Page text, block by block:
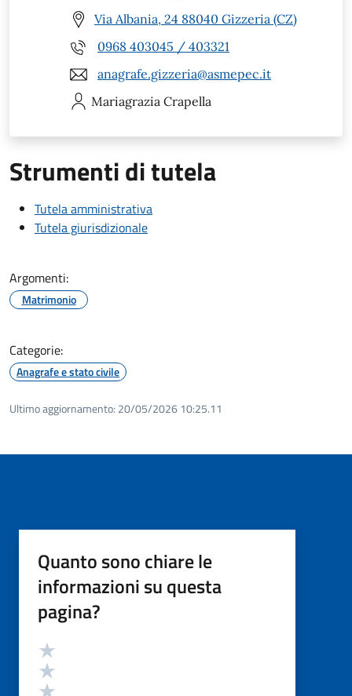
Via Albania, 24 88040 Gizzeria (CZ)
0968 403045 / 403321
anagrafe.gizzeria@asmepec.it
Mariagrazia Crapella
Strumenti di tutela
Tutela amministrativa
Tutela giurisdizionale
Argomenti:
Matrimonio
Categorie:
Anagrafe e stato civile
Ultimo aggiornamento: 20/05/2026 10:25.11
Quanto sono chiare le
informazioni su questa
pagina?
Valutazione